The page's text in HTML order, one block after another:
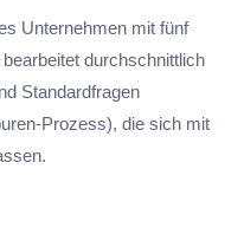
Unternehmen mit fünf
durchschnittlich
Standardfragen
Prozess), die sich mit